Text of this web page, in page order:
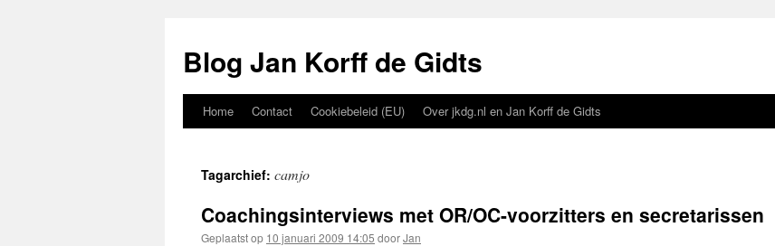
Blog Jan Korff de Gidts
Home Contact Cookiebeleid (EU) Over jkdg.nl en Jan Korff de Gidts
Tagarchief: camjo
Coachingsinterviews met OR/OC-voorzitters en secretarissen
Geplaatst op 10 januari 2009 14:05 doorJan